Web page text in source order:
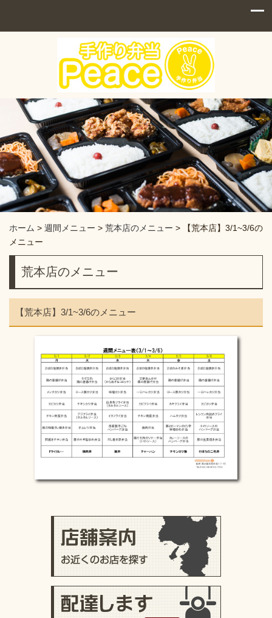
ホーム > 週間メニュー > 荒本店のメニュー >
【荒本店】3/1~3/6の
メニュー
荒本店のメニュー
【荒本店】3/1~3/6のメニュー